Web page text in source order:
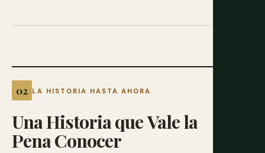
LA HISTORIA HASTA AHORA
UnaHistoriaqueValela
PenaConocer